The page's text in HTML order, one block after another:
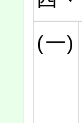
(一)